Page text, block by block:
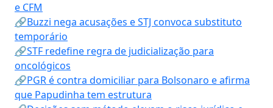
e CFM
🔗Buzzi nega acusações e STJ convoca substituto
temporário
🔗STF redefine regra de judicialização para
oncológicos
🔗PGR é contra domiciliar para Bolsonaro e afirma
que Papudinha tem estrutura